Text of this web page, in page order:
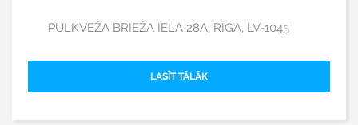
PULKVEŽA BRIEŽA IELA 28A, RĪGA, LV-1045
LASĪT TĀLĀK